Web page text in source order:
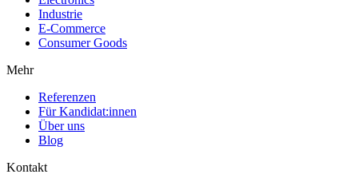
Industrie
E-Commerce
Consumer Goods
Mehr
Referenzen
Für Kandidat:innen
Über uns
Blog
Kontakt